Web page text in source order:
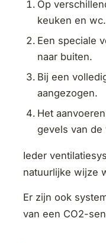
Op
keuken en wc.
Een speciale
naar buiten.
Bij een
aangezogen.
Het
gevels van de
Ieder
natuurlijke wijze
Er zijn ook
van een CO2-